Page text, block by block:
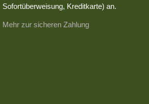
Sofortüberweisung, Kreditkarte) an.
Mehr zur sicheren Zahlung